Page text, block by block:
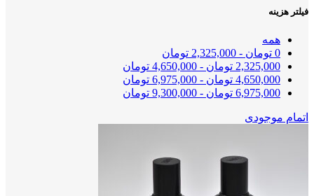
فیلتر هزینه
همه
0 تومان -
2,325,000 تومان
2,325,000 تومان -
4,650,000 تومان
4,650,000 تومان -
6,975,000 تومان
6,975,000 تومان -
9,300,000 تومان
اتمام موجودی